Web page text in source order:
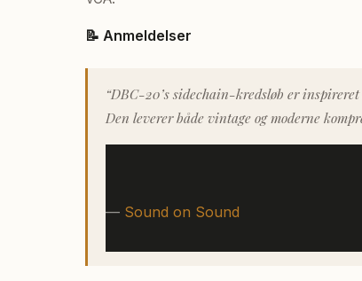
📝 Anmeldelser
“DBC-20’s sidechain-kredsløb er
Den leverer både vintage og moderne
— Sound on Sound